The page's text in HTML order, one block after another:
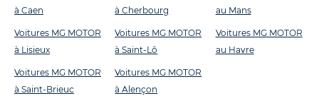
à Caen
Voitures MG MOTOR
à Lisieux
Voitures MG MOTOR
à Saint-Brieuc
à Cherbourg
Voitures MG MOTOR
à Saint-Lô
Voitures MG MOTOR
à Alençon
au Mans
Voitures MG MOTOR
au Havre